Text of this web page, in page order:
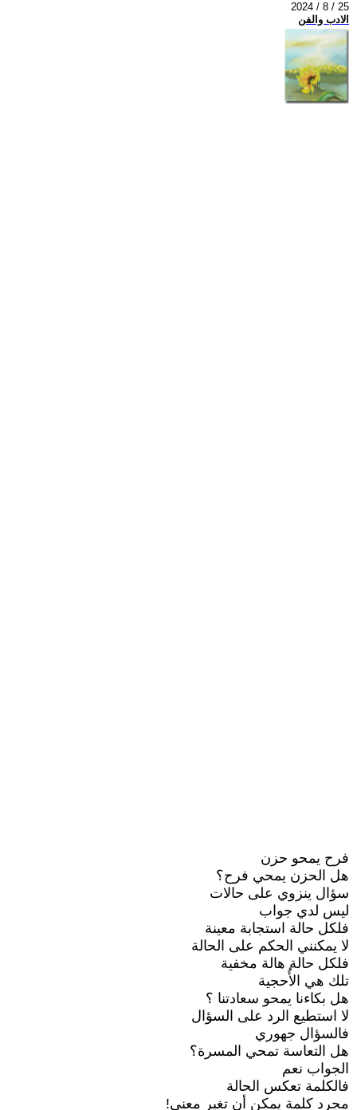
2024 / 8 / 25
الادب والفن
فرح يمحو حزن
هل الحزن يمحي فرح؟
سؤال ينزوي على حالات
ليس لدي جواب
فلكل حالة استجابة معينة
لا يمكنني الحكم على الحالة
فلكل حالة هالة مخفية
تلك هي الأُحجية
هل بكاءنا يمحو سعادتنا ؟
لا استطيع الرد على السؤال
فالسؤال جهوري
هل التعاسة تمحي المسرة؟
الجواب نعم
فالكلمة تعكس الحالة
مجرد كلمة يمكن أن تغير معنى!